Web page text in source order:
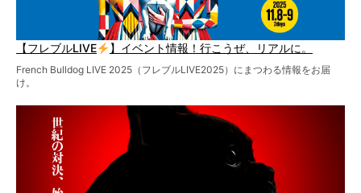
【フレブルLIVE 】イベント情報！行こうぜ、リアルに。
French Bulldog LIVE 2025（フレブルLIVE2025）にまつわる情報をお届
け。